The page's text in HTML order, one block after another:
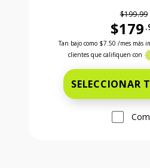
$199.99
$179
Antes el precio era 199
Tan bajo como $7.50 /mes más
clientes que califiquen con
SELECCIONAR